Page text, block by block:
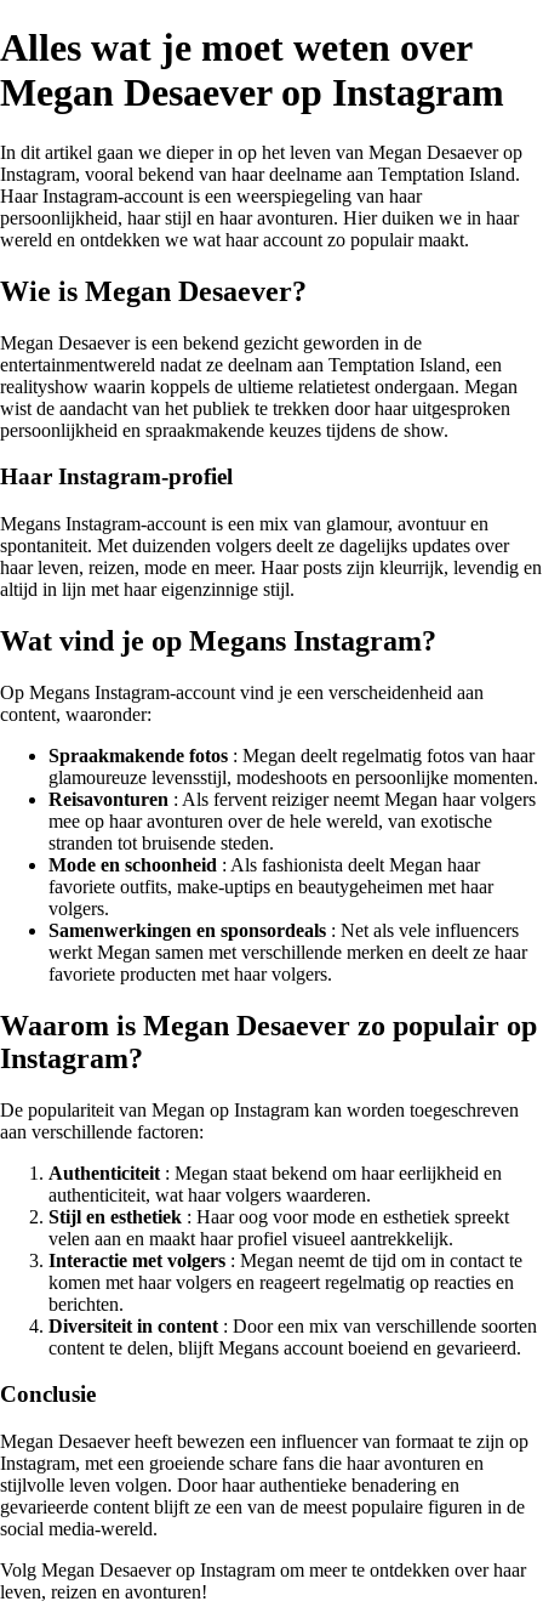
Alles wat je moet weten over
Megan Desaever op Instagram
In dit artikel gaan we dieper in op het leven van Megan Desaever op
Instagram, vooral bekend van haar deelname aan Temptation Island.
Haar Instagram-account is een weerspiegeling van haar
persoonlijkheid, haar stijl en haar avonturen. Hier duiken we in haar
wereld en ontdekken we wat haar account zo populair maakt.
Wie is Megan Desaever?
Megan Desaever is een bekend gezicht geworden in de
entertainmentwereld nadat ze deelnam aan Temptation Island, een
realityshow waarin koppels de ultieme relatietest ondergaan. Megan
wist de aandacht van het publiek te trekken door haar uitgesproken
persoonlijkheid en spraakmakende keuzes tijdens de show.
Haar Instagram-profiel
Megans Instagram-account is een mix van glamour, avontuur en
spontaniteit. Met duizenden volgers deelt ze dagelijks updates over
haar leven, reizen, mode en meer. Haar posts zijn kleurrijk, levendig en
altijd in lijn met haar eigenzinnige stijl.
Wat vind je op Megans Instagram?
Op Megans Instagram-account vind je een verscheidenheid aan
content, waaronder:
Spraakmakende fotos : Megan deelt regelmatig fotos van haar
glamoureuze levensstijl, modeshoots en persoonlijke momenten.
Reisavonturen : Als fervent reiziger neemt Megan haar volgers
mee op haar avonturen over de hele wereld, van exotische
stranden tot bruisende steden.
Mode en schoonheid : Als fashionista deelt Megan haar
favoriete outfits, make-uptips en beautygeheimen met haar
volgers.
Samenwerkingen en sponsordeals : Net als vele influencers
werkt Megan samen met verschillende merken en deelt ze haar
favoriete producten met haar volgers.
Waarom is Megan Desaever zo populair op
Instagram?
De populariteit van Megan op Instagram kan worden toegeschreven
aan verschillende factoren:
Authenticiteit : Megan staat bekend om haar eerlijkheid en
authenticiteit, wat haar volgers waarderen.
Stijl en esthetiek : Haar oog voor mode en esthetiek spreekt
velen aan en maakt haar profiel visueel aantrekkelijk.
Interactie met volgers : Megan neemt de tijd om in contact te
komen met haar volgers en reageert regelmatig op reacties en
berichten.
Diversiteit in content : Door een mix van verschillende soorten
content te delen, blijft Megans account boeiend en gevarieerd.
Conclusie
Megan Desaever heeft bewezen een influencer van formaat te zijn op
Instagram, met een groeiende schare fans die haar avonturen en
stijlvolle leven volgen. Door haar authentieke benadering en
gevarieerde content blijft ze een van de meest populaire figuren in de
social media-wereld.
Volg Megan Desaever op Instagram om meer te ontdekken over haar
leven, reizen en avonturen!